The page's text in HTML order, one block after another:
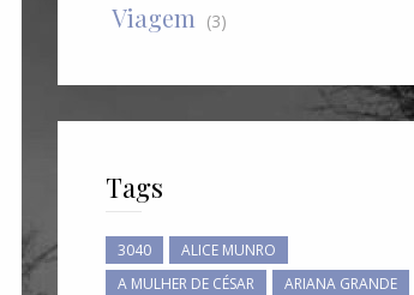
Viagem (3)
Tags
3040
ALICE MUNRO
A MULHER DE CÉSAR
ARIANA GRANDE